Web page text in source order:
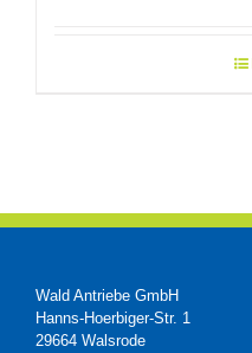
Wald Antriebe GmbH
Hanns-Hoerbiger-Str. 1
29664 Walsrode